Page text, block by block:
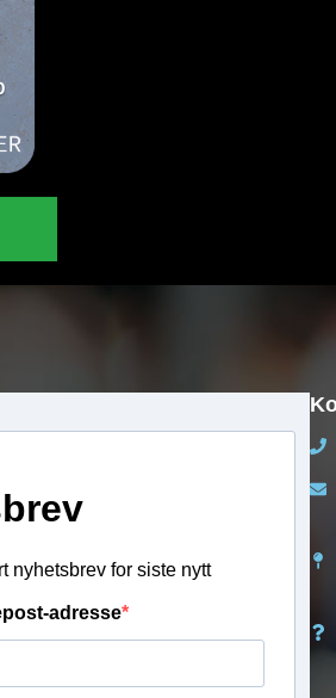
nyhetsbrev for siste nytt
adresse